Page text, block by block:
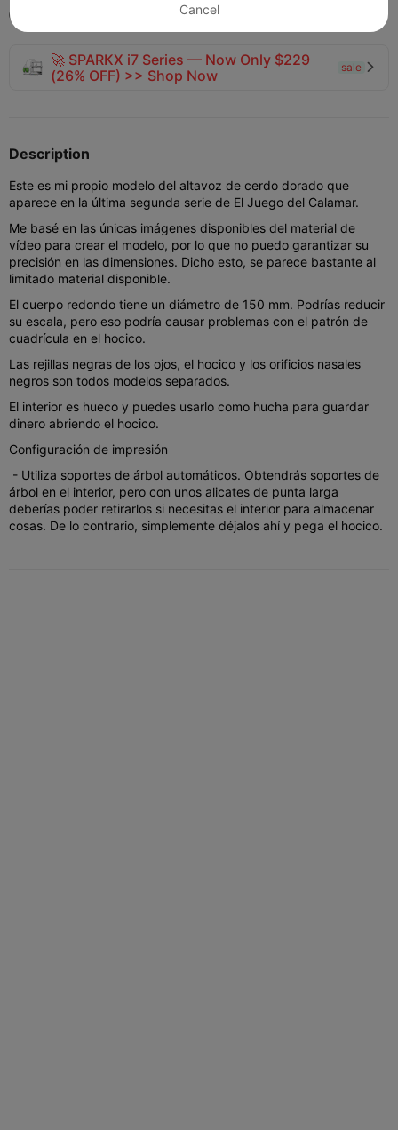

🚀 SPARKX i7 Series — Now Only $229
(26% OFF) >> Shop Now
sale 
Description
Este es mi propio modelo del altavoz de cerdo dorado que
aparece en la última segunda serie de El Juego del Calamar.
Me basé en las únicas imágenes disponibles del material de
vídeo para crear el modelo, por lo que no puedo garantizar su
precisión en las dimensiones. Dicho esto, se parece bastante al
limitado material disponible.
El cuerpo redondo tiene un diámetro de 150 mm. Podrías reducir
su escala, pero eso podría causar problemas con el patrón de
cuadrícula en el hocico.
Las rejillas negras de los ojos, el hocico y los orificios nasales
negros son todos modelos separados.
El interior es hueco y puedes usarlo como hucha para guardar
dinero abriendo el hocico.
Configuración de impresión
- Utiliza soportes de árbol automáticos. Obtendrás soportes de
árbol en el interior, pero con unos alicates de punta larga
deberías poder retirarlos si necesitas el interior para almacenar
cosas. De lo contrario, simplemente déjalos ahí y pega el hocico.
Cancel